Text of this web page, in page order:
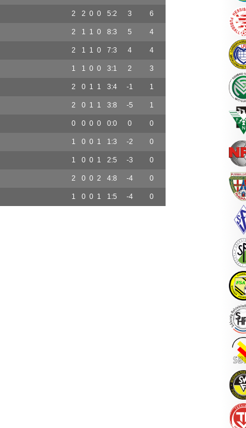
2 2 0 0 5:2 3 6
2 1 1 0 8:3 5 4
2 1 1 0 7:3 4 4
1 1 0 0 3:1 2 3
2 0 1 1 3:4 -1 1
2 0 1 1 3:8 -5 1
0 0 0 0 0:0 0 0
1 0 0 1 1:3 -2 0
1 0 0 1 2:5 -3 0
2 0 0 2 4:8 -4 0
1 0 0 1 1:5 -4 0